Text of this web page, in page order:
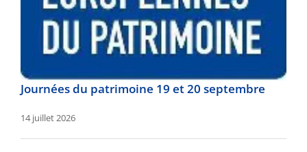
Journées du patrimoine 19 et 20 septembre
14 juillet 2026